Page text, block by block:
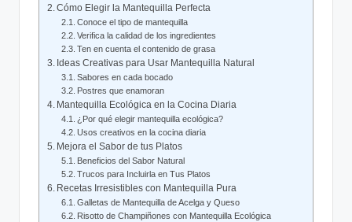
Cómo Elegir la Mantequilla Perfecta
Conoce el tipo de mantequilla
Verifica la calidad de los ingredientes
Ten en cuenta el contenido de grasa
Ideas Creativas para Usar Mantequilla Natural
Sabores en cada bocado
Postres que enamoran
Mantequilla Ecológica en la Cocina Diaria
¿Por qué elegir mantequilla ecológica?
Usos creativos en la cocina diaria
Mejora el Sabor de tus Platos
Beneficios del Sabor Natural
Trucos para Incluirla en Tus Platos
Recetas Irresistibles con Mantequilla Pura
Galletas de Mantequilla de Acelga y Queso
Risotto de Champiñones con Mantequilla Ecológica